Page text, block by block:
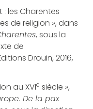
les Charentes
de religion », dans
, sous la
de
Drouin, 2016,
au XVIe siècle »,
De la pax